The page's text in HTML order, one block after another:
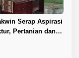
Serap Aspirasi
Pertanian dan